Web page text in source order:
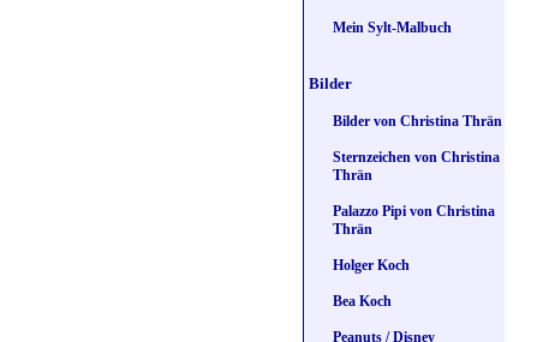
Mein Sylt-Malbuch
Bilder
Bilder von Christina Thrän
Sternzeichen von Christina
Thrän
Palazzo Pipi von Christina
Thrän
Holger Koch
Bea Koch
Peanuts / Disney